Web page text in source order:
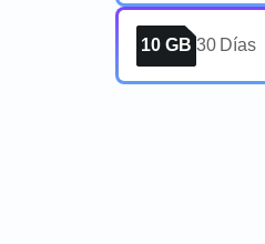
10 GB 30 Días